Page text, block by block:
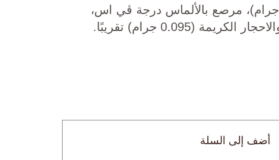
ذهب روز عيار 18 (4.437 جرام)، مرصع بالألماس درجة ڤي اس،
أضف إلى السلة